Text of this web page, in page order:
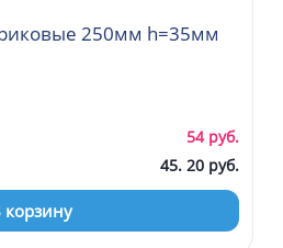
250мм h=35мм
54 руб.
45. 20 руб.
корзину